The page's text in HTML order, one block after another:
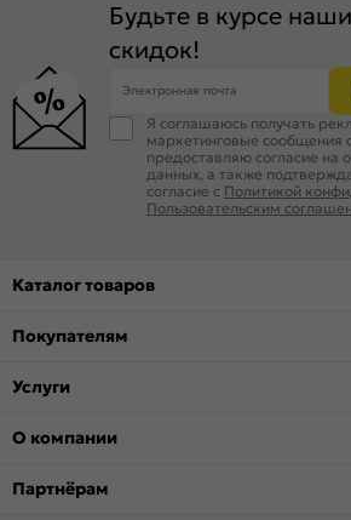
Будьте в курсе
скидок!
Электронная почта
Я соглашаюсь получать
маркетинговые сообщения
предоставляю согласие на
данных, а также
согласие с Политикой
Пользовательским
Каталог товаров
Покупателям
Услуги
О компании
Партнёрам